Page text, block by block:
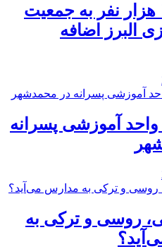
️سالانه ۱۲ هزار نفر به جمعیت
البرز اضافه
واحد آموزشی پسرانه
روسی و ترکی به